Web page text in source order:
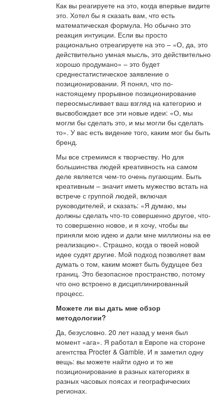
Как вы реагируете на это, когда впервые видите
это. Хотел бы я сказать вам, что есть
математическая формула. Но обычно это
реакция интуиции. Если вы просто
рационально отреагируете на это – «О, да, это
действительно умная мысль, это действительно
хорошо продумано» – это будет
среднестатистическое заявление о
позиционировании. Я понял, что по-
настоящему прорывное позиционирование
переосмысливает ваш взгляд на категорию и
высвобождает все эти новые идеи: «О, мы
могли бы сделать это, и мы могли бы сделать
то». У вас есть видение того, каким мог бы быть
бренд.
Мы все стремимся к творчеству. Но для
большинства людей креативность на самом
деле является чем-то очень пугающим. Быть
креативным – значит иметь мужество встать на
встрече с группой людей, включая
руководителей, и сказать: «Я думаю, мы
должны сделать что-то совершенно другое, что-
то совершенно новое, и я хочу, чтобы вы
приняли мою идею и дали мне миллионы на ее
реализацию». Страшно, когда о твоей новой
идее судят другие. Мой подход позволяет вам
думать о том, каким может быть будущее без
границ. Это безопасное пространство, потому
что оно встроено в дисциплинированный
процесс.
Можете ли вы дать мне обзор
методологии?
Да, безусловно. 20 лет назад у меня был
момент «ага». Я работал в Европе на стороне
агентства Procter & Gamble. И я заметил одну
вещь: вы можете найти одно и то же
позиционирование в разных категориях в
разных часовых поясах и географических
регионах.